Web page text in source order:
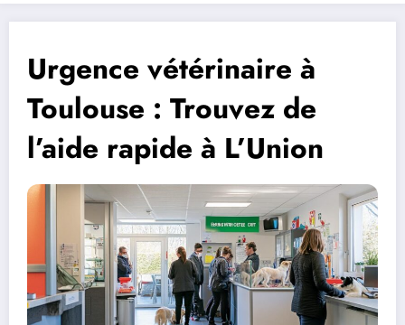
Urgence vétérinaire à
Toulouse : Trouvez de
l’aide rapide à L’Union